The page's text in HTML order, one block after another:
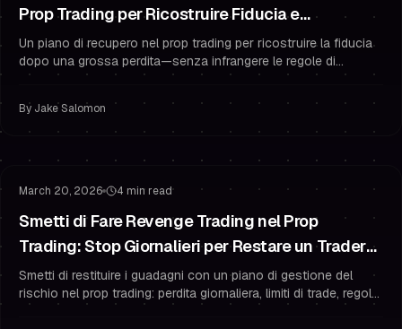
Prop Trading per Ricostruire Fiducia e
Proteggere il Drawdown
Un piano di recupero nel prop trading per ricostruire la fiducia
dopo una grossa perdita—senza infrangere le regole di
drawdown. Include micro-rischio, routine e psicologia del
By Jake Salomon
March 20, 2026 4 min read
Smetti di Fare Revenge Trading nel Prop
Trading: Stop Giornalieri per Restare un Trader
Finanziato
Smetti di restituire i guadagni con un piano di gestione del
rischio nel prop trading: perdita giornaliera, limiti di trade, regole